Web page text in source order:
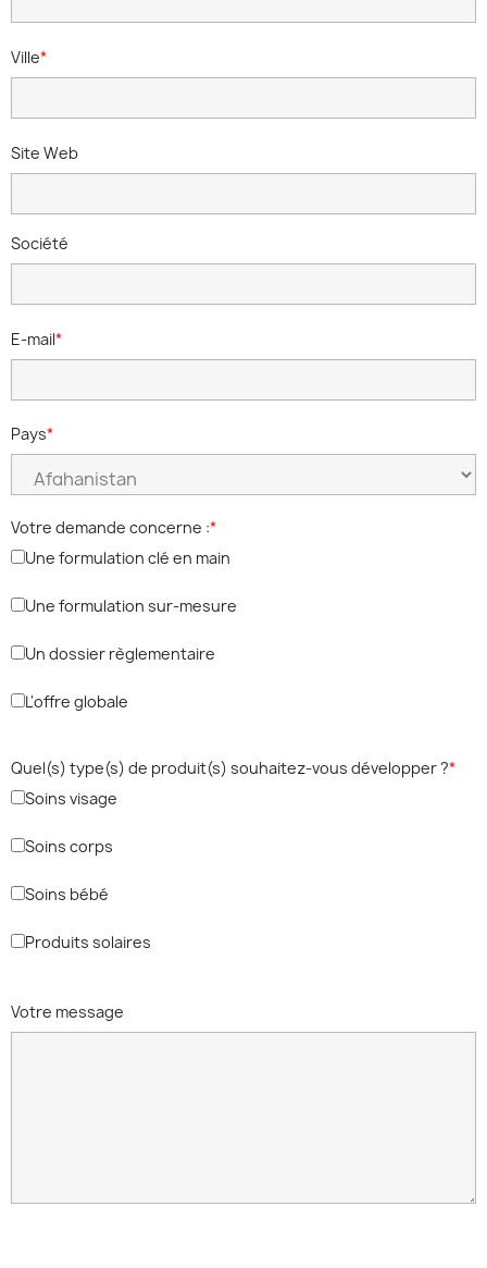
Ville
Site Web
Société
E-mail
Pays
Votre demande concerne :
Une formulation clé en main
Une formulation sur-mesure
Un dossier règlementaire
L'offre globale
Quel(s) type(s) de produit(s) souhaitez-vous développer ?
Soins visage
Soins corps
Soins bébé
Produits solaires
Votre message